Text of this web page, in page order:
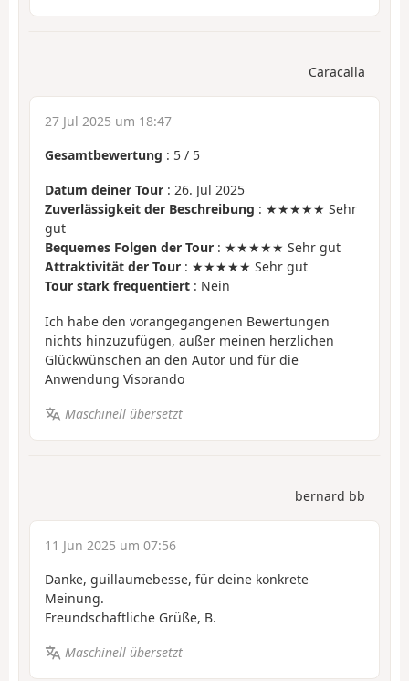
Caracalla
27 Jul 2025 um 18:47
Gesamtbewertung : 5 / 5
Datum deiner Tour : 26. Jul 2025
Zuverlässigkeit der Beschreibung : ★★★★★ Sehr
gut
Bequemes Folgen der Tour : ★★★★★ Sehr gut
Attraktivität der Tour : ★★★★★ Sehr gut
Tour stark frequentiert : Nein
Ich habe den vorangegangenen Bewertungen
nichts hinzuzufügen, außer meinen herzlichen
Glückwünschen an den Autor und für die
Anwendung Visorando
Maschinell übersetzt
bernard bb
11 Jun 2025 um 07:56
Danke, guillaumebesse, für deine konkrete
Meinung.
Freundschaftliche Grüße, B.
Maschinell übersetzt